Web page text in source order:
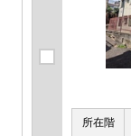
所在階